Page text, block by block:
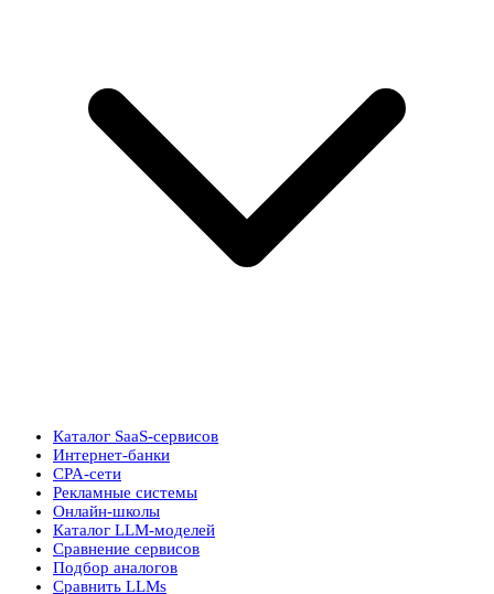
Каталог SaaS-сервисов
Интернет-банки
CPA-сети
Рекламные системы
Онлайн-школы
Каталог LLM-моделей
Сравнение сервисов
Подбор аналогов
Сравнить LLMs